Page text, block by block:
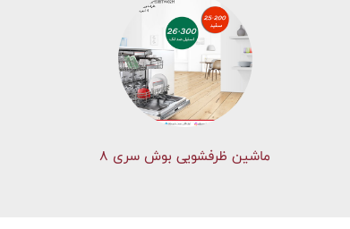
ماشین ظرفشویی بوش سری 8